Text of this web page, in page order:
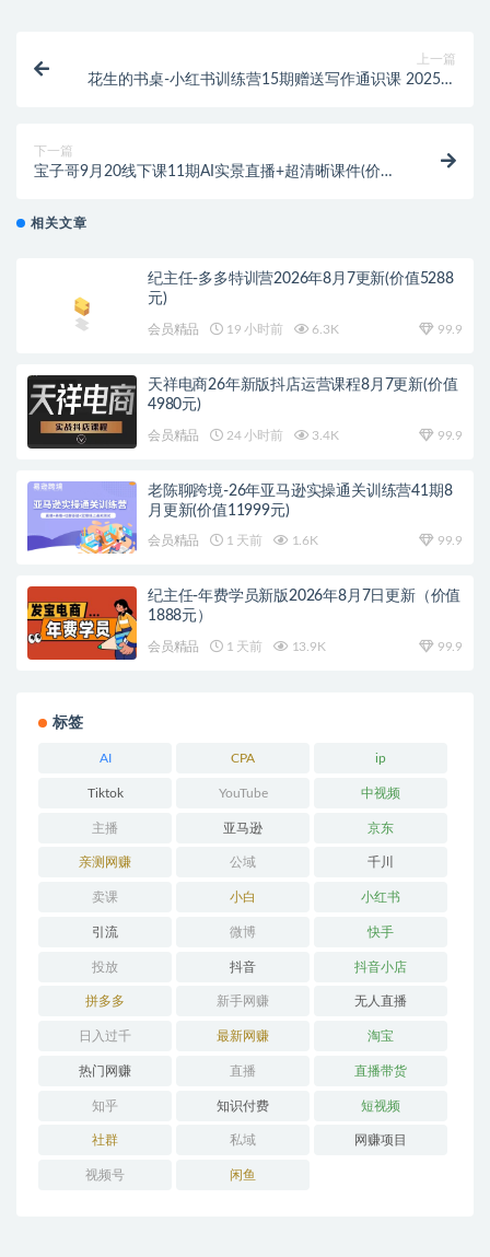
上一篇
花生的书桌-小红书训练营15期赠送写作通识课 2025年
下一篇
宝子哥9月20线下课11期AI实景直播+超清晰课件(价值
相关文章
纪主任-多多特训营2026年8月7更新(价值5288
元)
会员精品 19 小时前 6.3K 99.9
天祥电商26年新版抖店运营课程8月7更新(价值
4980元)
会员精品 24 小时前 3.4K 99.9
老陈聊跨境-26年亚马逊实操通关训练营41期8
月更新(价值11999元)
会员精品 1 天前 1.6K 99.9
纪主任-年费学员新版2026年8月7日更新（价值
1888元）
会员精品 1 天前 13.9K 99.9
标签
AI CPA ip
Tiktok YouTube 中视频
主播 亚马逊 京东
亲测网赚 公域 千川
卖课 小白 小红书
引流 微博 快手
投放 抖音 抖音小店
拼多多 新手网赚 无人直播
日入过千 最新网赚 淘宝
热门网赚 直播 直播带货
知乎 知识付费 短视频
社群 私域 网赚项目
视频号 闲鱼